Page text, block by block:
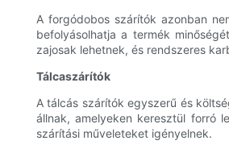
A forgódobos szárítók azonban
befolyásolhatja a termék
zajosak lehetnek, és rendszeres
Tálcaszárítók
A tálcás szárítók egyszerű és
állnak, amelyeken keresztül forró
szárítási műveleteket igényelnek.